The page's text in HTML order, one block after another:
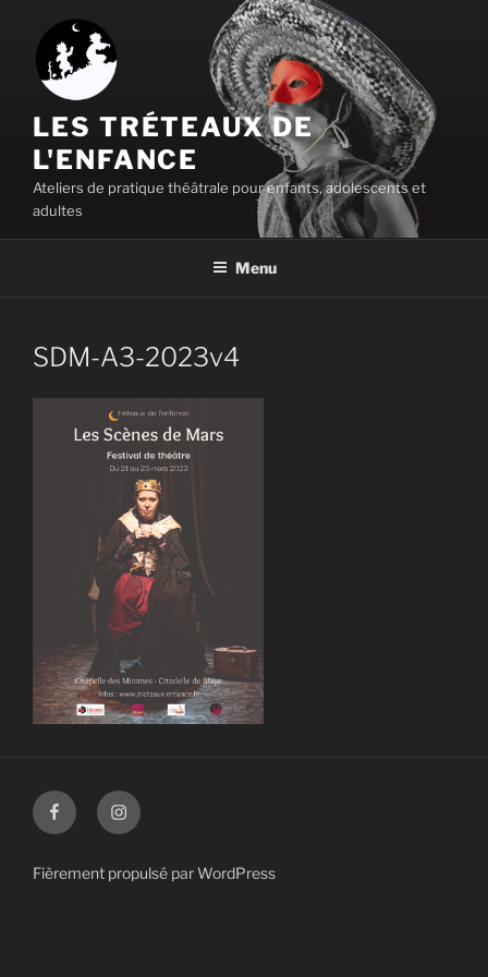
contenu
principal
LES TRÉTEAUX DE
L'ENFANCE
Ateliers de pratique théâtrale pour enfants, adolescents et
adultes
Menu
SDM-A3-2023v4
FacebookInstagram
Fièrement propulsé par WordPress